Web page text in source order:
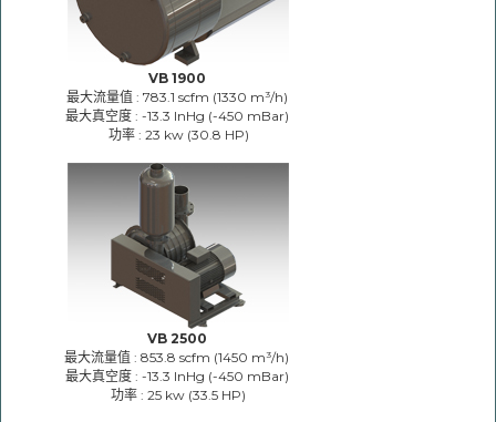
VB 1900
最大流量值 : 783.1 scfm (1330 m³/h)
最大真空度 : -13.3 InHg (-450 mBar)
功率 : 23 kw (30.8 HP)
VB 2500
最大流量值 : 853.8 scfm (1450 m³/h)
最大真空度 : -13.3 InHg (-450 mBar)
功率 : 25 kw (33.5 HP)